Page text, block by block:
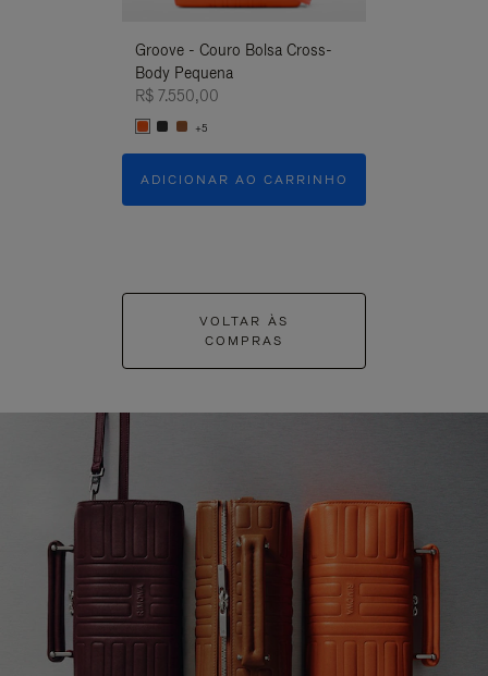
Groove - Couro Bolsa Cross-
Body Pequena
R$ 7.550,00
+5
ADICIONAR AO CARRINHO
VOLTAR ÀS
COMPRAS